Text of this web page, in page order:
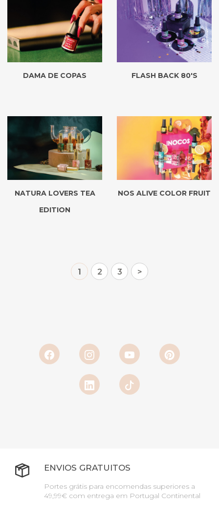
DAMA DE COPAS FLASH BACK 80'S
NATURA LOVERS TEA
EDITION
NOS ALIVE COLOR FRUIT
1 2 3 >
ENVIOS GRATUITOS
Portes grátis para encomendas superiores a
49,99€ com entrega em Portugal Continental